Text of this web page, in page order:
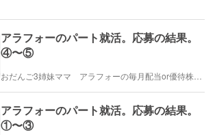
アラフォーのパート就活。応募の結果。
④〜⑤
アラフォーのパート就活。応募の結果。
①〜③